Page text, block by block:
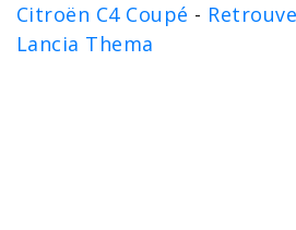
Citroën C4 Coupé -
Lancia Thema